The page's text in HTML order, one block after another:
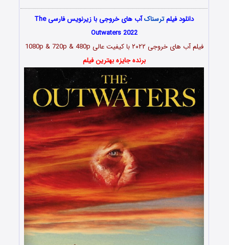
دانلود فیلمترسناک
آب های خروجی با زیرنویس فارسی The
Outwaters 2022
فیلمآب های خروجی ۲۰۲۲
با کیفیت عالی 1080p & 720p & 480p
برنده جایزه بهترین فیلم